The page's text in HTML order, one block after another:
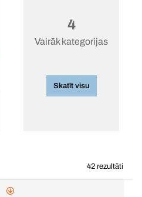
4
Vairāk kategorijas
Skatīt visu
42 rezultāti